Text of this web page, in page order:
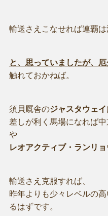
輸送さえこなせれば連覇は
と、思っていましたが、
触れておかねば。
須貝厩舎のジャスタウェイ
差しが利く馬場になれば
や
レオアクティブ・ランリ
輸送さえ克服すれば、
昨年よりも少々レベルの
るはずです。